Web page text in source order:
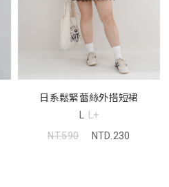
日系鬆緊蕾絲外搭短裙
L L+
NT.590
NTD.230